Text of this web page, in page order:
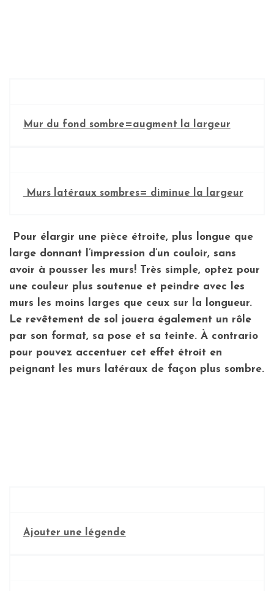
Mur du fond sombre=augment la largeur
Murs latéraux sombres= diminue la largeur
Pour élargir une pièce étroite, plus longue que
large donnant l’impression d’un couloir, sans
avoir à pousser les murs! Très simple, optez pour
une couleur plus soutenue et peindre avec les
murs les moins larges que ceux sur la longueur.
Le revêtement de sol jouera également un rôle
par son format, sa pose et sa teinte. À contrario
pour pouvez accentuer cet effet étroit en
peignant les murs latéraux de façon plus sombre.
Ajouter une légende